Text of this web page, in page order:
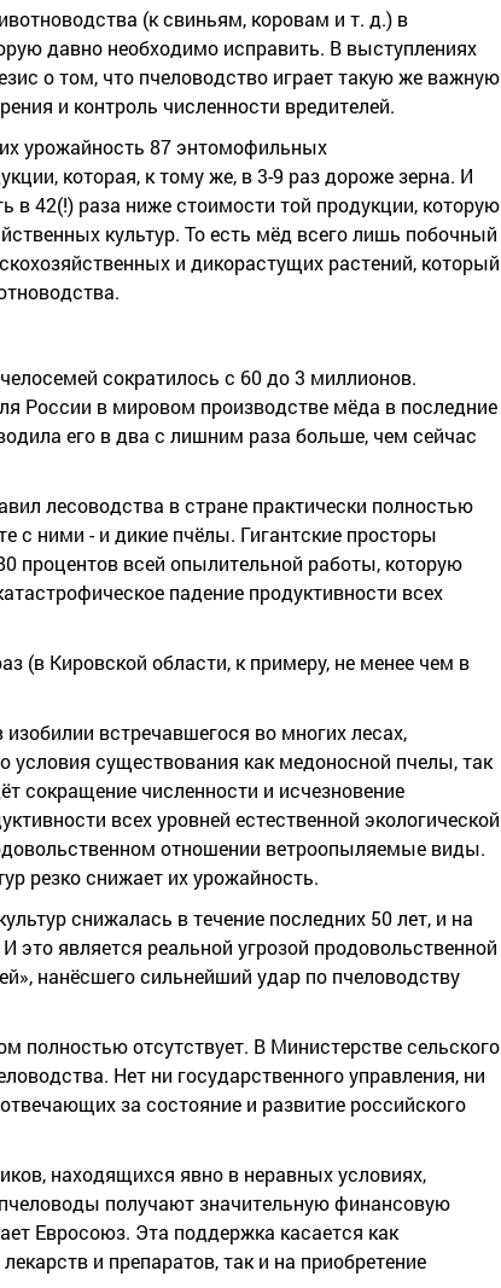
(к свиньям, коровам и т. д.) в
давно необходимо исправить. В выступлениях
о том, что пчеловодство играет такую же важную
и контроль численности вредителей.
урожайность 87 энтомофильных
которая, к тому же, в 3-9 раз дороже зерна. И
в 42(!) раза ниже стоимости той продукции, которую
культур. То есть мёд всего лишь побочный
и дикорастущих растений, который
сократилось с 60 до 3 миллионов.
России в мировом производстве мёда в последние
его в два с лишним раза больше, чем сейчас
лесоводства в стране практически полностью
с ними - и дикие пчёлы. Гигантские просторы
процентов всей опылительной работы, которую
падение продуктивности всех
(в Кировской области, к примеру, не менее чем в
встречавшегося во многих лесах,
существования как медоносной пчелы, так
сокращение численности и исчезновение
всех уровней естественной экологической
отношении ветроопыляемые виды.
резко снижает их урожайность.
снижалась в течение последних 50 лет, и на
является реальной угрозой продовольственной
нанёсшего сильнейший удар по пчеловодству
полностью отсутствует. В Министерстве сельского
Нет ни государственного управления, ни
за состояние и развитие российского
находящихся явно в неравных условиях,
получают значительную финансовую
Евросоюз. Эта поддержка касается как
и препаратов, так и на приобретение